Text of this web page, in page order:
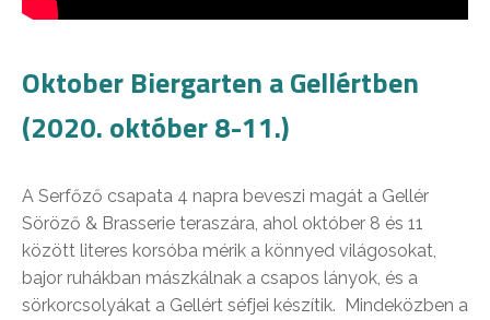
Oktober Biergarten a Gellértben
(2020. október 8-11.)
A Serfőző csapata 4 napra beveszi magát a Gellér
Söröző & Brasserie teraszára, ahol október 8 és 11
között literes korsóba mérik a könnyed világosokat,
bajor ruhákban mászkálnak a csapos lányok, és a
sörkorcsolyákat a Gellért séfjei készítik. Mindeközben a